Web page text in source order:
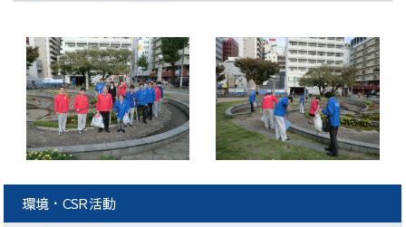
環境・CSR活動